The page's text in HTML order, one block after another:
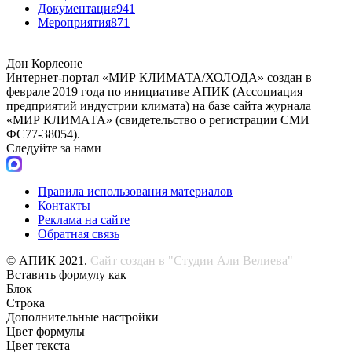
Документация941
Мероприятия871
Дон Корлеоне
Интернет-портал «МИР КЛИМАТА/ХОЛОДА» создан в
феврале 2019 года по инициативе АПИК (Ассоциация
предприятий индустрии климата) на базе сайта журнала
«МИР КЛИМАТА» (свидетельство о регистрации СМИ
ФС77-38054).
Следуйте за нами
Правила использования материалов
Контакты
Реклама на сайте
Обратная связь
© АПИК 2021. Сайт создан в "Студии Али Велиева"
Вставить формулу как
Блок
Строка
Дополнительные настройки
Цвет формулы
Цвет текста